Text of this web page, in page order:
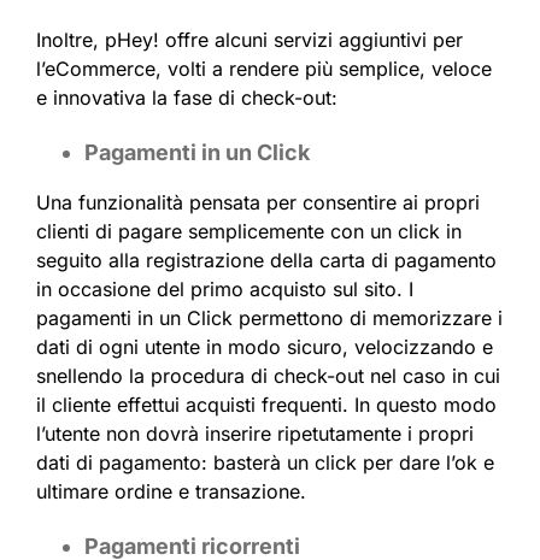
Inoltre, pHey! offre alcuni servizi aggiuntivi per
l’eCommerce, volti a rendere più semplice, veloce
e innovativa la fase di check-out:
Pagamenti in un Click
Una funzionalità pensata per consentire ai propri
clienti di pagare semplicemente con un click in
seguito alla registrazione della carta di pagamento
in occasione del primo acquisto sul sito. I
pagamenti in un Click permettono di memorizzare i
dati di ogni utente in modo sicuro, velocizzando e
snellendo la procedura di check-out nel caso in cui
il cliente effettui acquisti frequenti. In questo modo
l’utente non dovrà inserire ripetutamente i propri
dati di pagamento: basterà un click per dare l’ok e
ultimare ordine e transazione.
Pagamenti ricorrenti